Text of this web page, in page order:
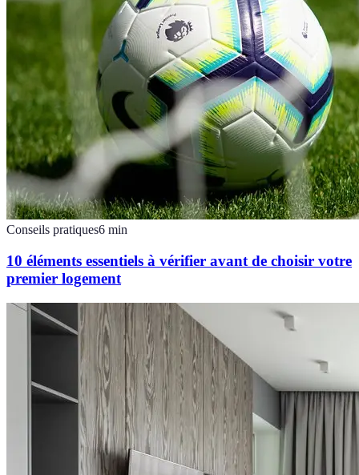
Conseils pratiques6 min
10 éléments essentiels à vérifier avant de choisir votre
premier logement